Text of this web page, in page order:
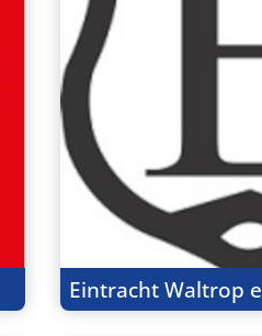
Eintracht Waltrop